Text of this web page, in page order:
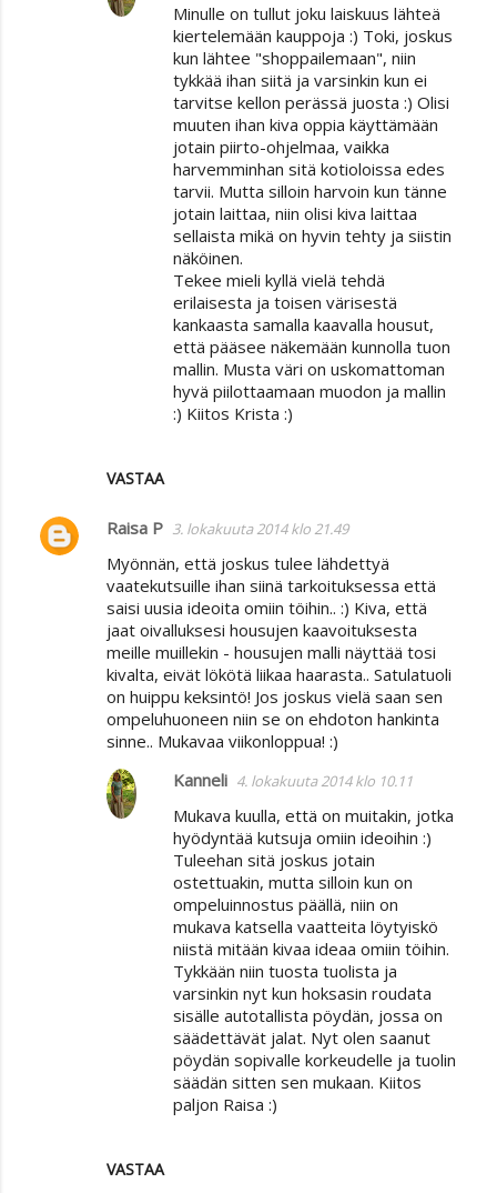
VASTAA
Minulle on tullut joku laiskuus lähteä
kiertelemään kauppoja :) Toki, joskus
kun lähtee "shoppailemaan", niin
tykkää ihan siitä ja varsinkin kun ei
tarvitse kellon perässä juosta :) Olisi
muuten ihan kiva oppia käyttämään
jotain piirto-ohjelmaa, vaikka
harvemminhan sitä kotioloissa edes
tarvii. Mutta silloin harvoin kun tänne
jotain laittaa, niin olisi kiva laittaa
sellaista mikä on hyvin tehty ja siistin
näköinen.
Tekee mieli kyllä vielä tehdä
erilaisesta ja toisen värisestä
kankaasta samalla kaavalla housut,
että pääsee näkemään kunnolla tuon
mallin. Musta väri on uskomattoman
hyvä piilottaamaan muodon ja mallin
:) Kiitos Krista :)
Raisa P 3. lokakuuta 2014 klo 21.49
Myönnän, että joskus tulee lähdettyä
vaatekutsuille ihan siinä tarkoituksessa että
saisi uusia ideoita omiin töihin.. :) Kiva, että
jaat oivalluksesi housujen kaavoituksesta
meille muillekin - housujen malli näyttää tosi
kivalta, eivät lökötä liikaa haarasta.. Satulatuoli
on huippu keksintö! Jos joskus vielä saan sen
ompeluhuoneen niin se on ehdoton hankinta
sinne.. Mukavaa viikonloppua! :)
VASTAA
Kanneli 4. lokakuuta 2014 klo 10.11
Mukava kuulla, että on muitakin, jotka
hyödyntää kutsuja omiin ideoihin :)
Tuleehan sitä joskus jotain
ostettuakin, mutta silloin kun on
ompeluinnostus päällä, niin on
mukava katsella vaatteita löytyiskö
niistä mitään kivaa ideaa omiin töihin.
Tykkään niin tuosta tuolista ja
varsinkin nyt kun hoksasin roudata
sisälle autotallista pöydän, jossa on
säädettävät jalat. Nyt olen saanut
pöydän sopivalle korkeudelle ja tuolin
säädän sitten sen mukaan. Kiitos
paljon Raisa :)